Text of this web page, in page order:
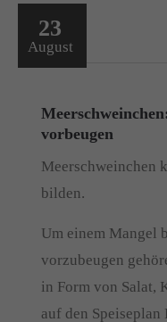
23
August
vorbeugen
Meerschweinchen
bilden.
Um einem Mangel
vorzubeugen
in Form von Salat,
auf den